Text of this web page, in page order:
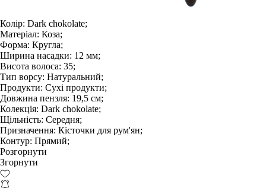
Колір: Dark chokolate;
Матеріал: Коза;
Форма: Кругла;
Ширина насадки: 12 мм;
Висота волоса: 35;
Тип ворсу: Натуральний;
Продукти: Сухі продукти;
Довжина пензля: 19,5 см;
Колекція: Dark chokolate;
Щільність: Середня;
Призначення: Кісточки для рум'ян;
Контур: Прямий;
Розгорнути
Згорнути